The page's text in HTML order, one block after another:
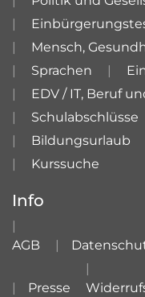
Mensch,
Sprachen
EDV / IT, Beruf
Schulabschlüsse
Bildungsurlaub
Kurssuche
Info
AGB
Presse